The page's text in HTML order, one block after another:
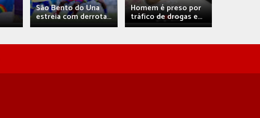
São Bento do Una
estreia com derrota...
Homem é preso por
tráfico de drogas e...